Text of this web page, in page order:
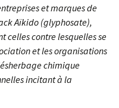
et marques de
Aïkido (glyphosate),
celles contre lesquelles se
et les organisations
chimique
incitant à la